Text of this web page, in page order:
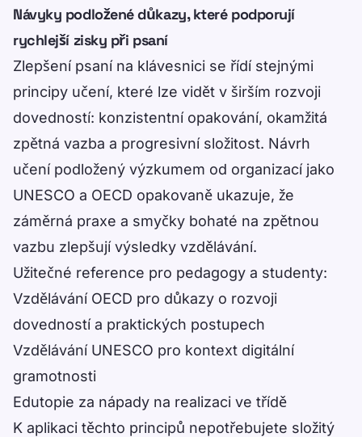
Návyky podložené důkazy, které podporují
rychlejší zisky při psaní
Zlepšení psaní na klávesnici se řídí stejnými
principy učení, které lze vidět v širším rozvoji
dovedností: konzistentní opakování, okamžitá
zpětná vazba a progresivní složitost. Návrh
učení podložený výzkumem od organizací jako
UNESCO a OECD opakovaně ukazuje, že
záměrná praxe a smyčky bohaté na zpětnou
vazbu zlepšují výsledky vzdělávání.
Užitečné reference pro pedagogy a studenty:
Vzdělávání OECD pro důkazy o rozvoji
dovedností a praktických postupech
Vzdělávání UNESCO pro kontext digitální
gramotnosti
Edutopie za nápady na realizaci ve třídě
K aplikaci těchto principů nepotřebujete složitý